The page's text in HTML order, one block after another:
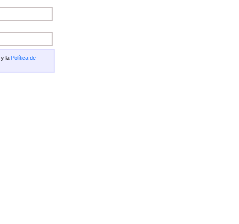
y la Política de